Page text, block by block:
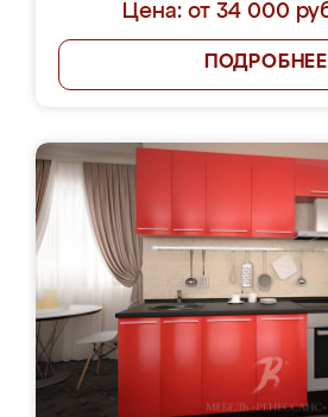
Цена: от 34 000
ПОДРОБНЕЕ